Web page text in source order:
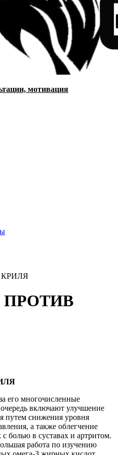
мотивация
его многочисленные
включают улучшение
путем снижения уровня
а также облегчение
болью в суставах и артритом.
работа по изучению